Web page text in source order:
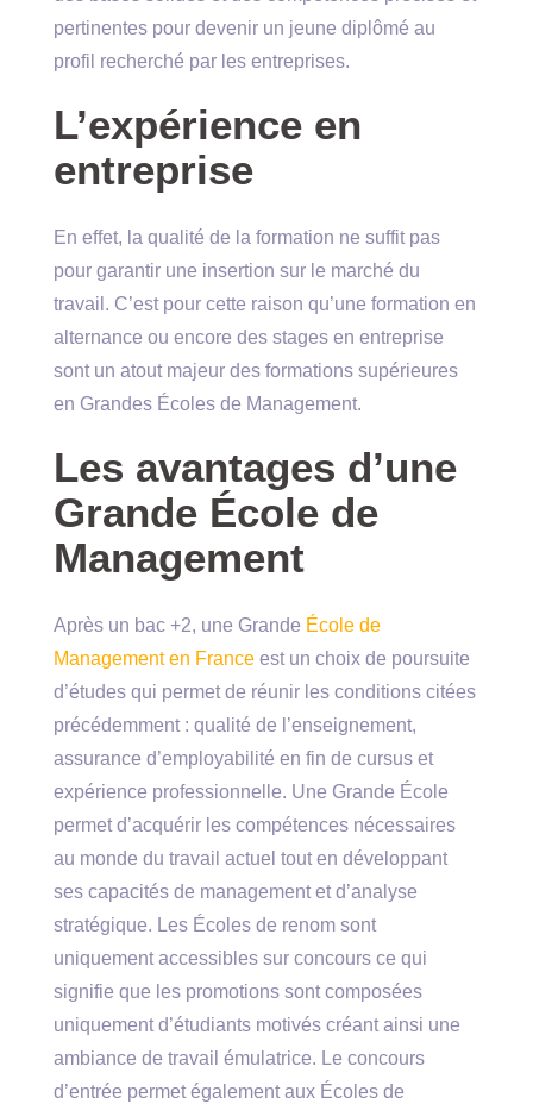
pertinentes pour devenir un jeune diplômé au
profil recherché par les entreprises.
L’expérience en
entreprise
En effet, la qualité de la formation ne suffit pas
pour garantir une insertion sur le marché du
travail. C’est pour cette raison qu’une formation en
alternance ou encore des stages en entreprise
sont un atout majeur des formations supérieures
en Grandes Écoles de Management.
Les avantages d’une
Grande École de
Management
Après un bac +2, une Grande École de
Management en France est un choix de poursuite
d’études qui permet de réunir les conditions citées
précédemment : qualité de l’enseignement,
assurance d’employabilité en fin de cursus et
expérience professionnelle. Une Grande École
permet d’acquérir les compétences nécessaires
au monde du travail actuel tout en développant
ses capacités de management et d’analyse
stratégique. Les Écoles de renom sont
uniquement accessibles sur concours ce qui
signifie que les promotions sont composées
uniquement d’étudiants motivés créant ainsi une
ambiance de travail émulatrice. Le concours
d’entrée permet également aux Écoles de